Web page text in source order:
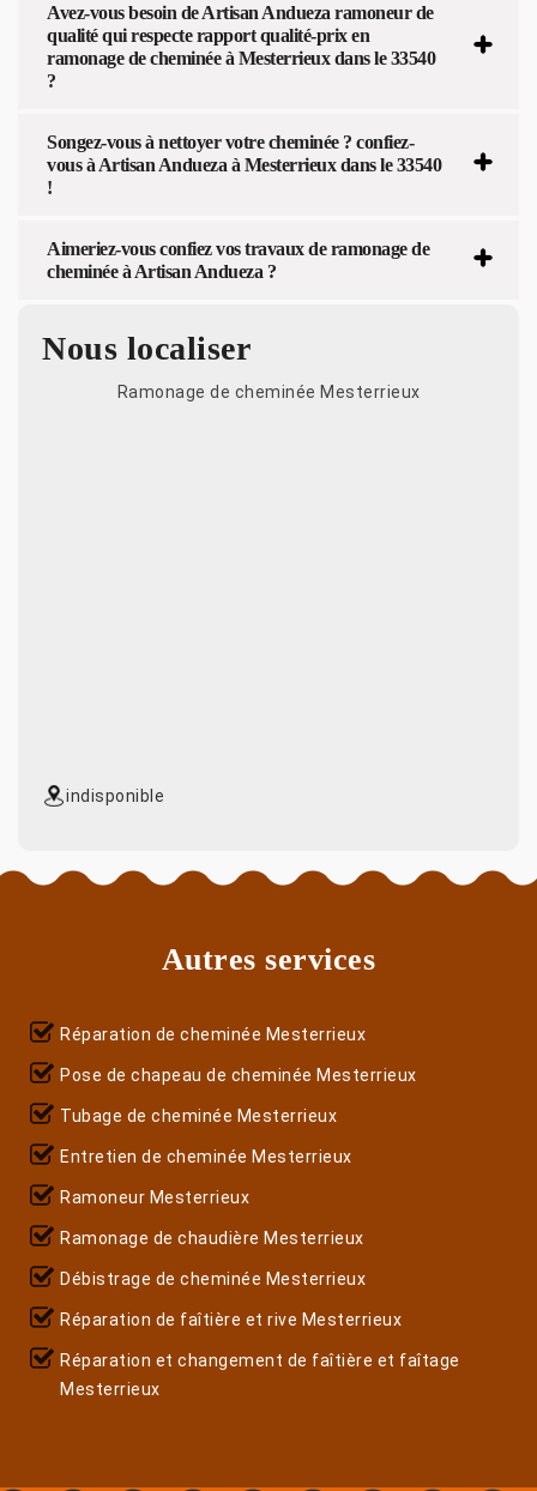
Avez-vous besoin de Artisan Andueza ramoneur de
qualité qui respecte rapport qualité-prix en
ramonage de cheminée à Mesterrieux dans le 33540
?
Songez-vous à nettoyer votre cheminée ? confiez-
vous à Artisan Andueza à Mesterrieux dans le 33540
!
Aimeriez-vous confiez vos travaux de ramonage de
cheminée à Artisan Andueza ?
Nous localiser
Ramonage de cheminée Mesterrieux
indisponible
Autres services
Réparation de cheminée Mesterrieux
Pose de chapeau de cheminée Mesterrieux
Tubage de cheminée Mesterrieux
Entretien de cheminée Mesterrieux
Ramoneur Mesterrieux
Ramonage de chaudière Mesterrieux
Débistrage de cheminée Mesterrieux
Réparation de faîtière et rive Mesterrieux
Réparation et changement de faîtière et faîtage
Mesterrieux